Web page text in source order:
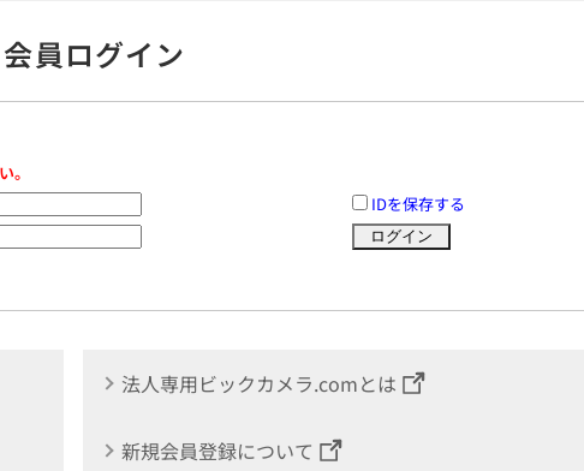
会員ログイン
。
IDを保存する
法人専用ビックカメラ.comとは
新規会員登録について